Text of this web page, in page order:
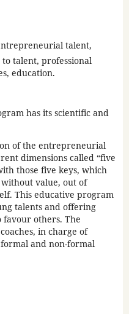
talent,
talent, professional
education.
has its scientific and
of the entrepreneurial
dimensions called “five
those five keys, which
value, out of
This educative program
talents and offering
favour others. The
in charge of
and non-formal